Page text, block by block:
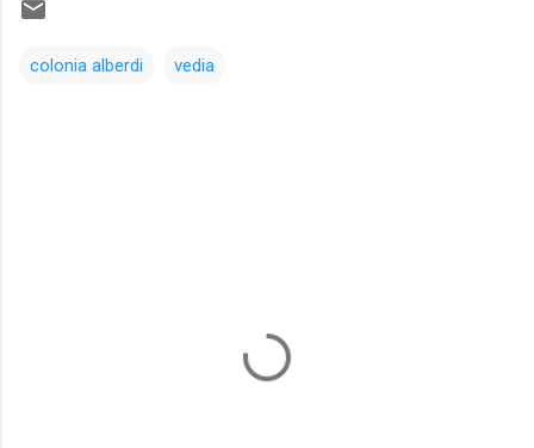
colonia alberdi vedia